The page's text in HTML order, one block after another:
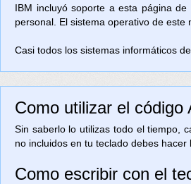
IBM incluyó soporte a esta página
personal. El sistema operativo de este
Casi todos los sistemas informáticos
Como utilizar el código
Sin saberlo lo utilizas todo el tiempo,
no incluidos en tu teclado debes
Como escribir con el